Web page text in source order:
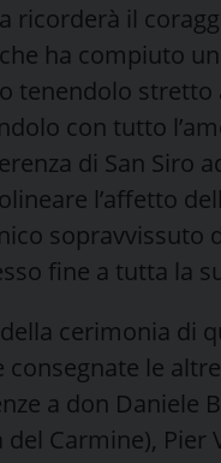
ricorderà il
ha compiuto
tenendolo stretto
con tutto
di San Siro
l’affetto
sopravvissuto
fine a tutta la
cerimonia di
consegnate le altre
a don Daniele
del Carmine), Pier